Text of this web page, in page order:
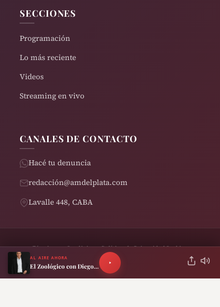
SECCIONES
Programación
Lo más reciente
Videos
Streaming en vivo
CANALES DE CONTACTO
Hacé tu denuncia
redacción@amdelplata.com
Lavalle 448, CABA
Términos y CondicionesPolítica de PrivacidadCookies
© 2026 AM del Plata 1030 | Design by
AL AIRE AHORA
El Zoológico con Diego Schurman